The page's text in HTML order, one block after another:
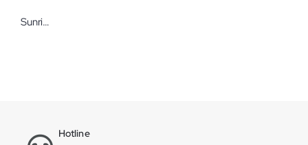
Sunrise Medical Stockhalter für Rollator Gemino
Hotline